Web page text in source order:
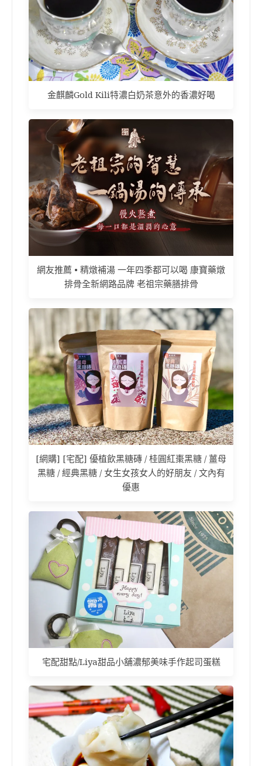
金麒麟Gold Kili特濃白奶茶意外的香濃好喝
網友推薦 • 精燉補湯 一年四季都可以喝 康寶藥燉
排骨全新網路品牌 老祖宗藥膳排骨
[網購] [宅配] 優植飲黑糖磚 / 桂圓紅棗黑糖 / 薑母
黑糖 / 經典黑糖 / 女生女孩女人的好朋友 / 文內有
優惠
宅配甜點/Liya甜品小舖濃郁美味手作起司蛋糕